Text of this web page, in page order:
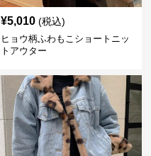
¥5,010 (税込)
ヒョウ柄ふわもこショートニッ
トアウター